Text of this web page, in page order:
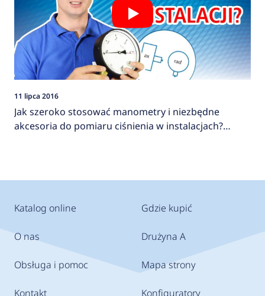
11 lipca 2016
Jak szeroko stosować manometry i niezbędne
akcesoria do pomiaru ciśnienia w instalacjach?
Katalog online
O nas
Obsługa i pomoc
Kontakt
Gdzie kupić
Drużyna A
Mapa strony
Konfiguratory